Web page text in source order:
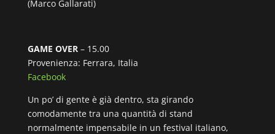
(Marco Gallarati)
GAME OVER– 15.00
Provenienza: Ferrara, Italia
Facebook
Un po’ di gente è già dentro, sta girando
comodamente tra una quantità di stand
normalmente impensabile in un festival italiano,